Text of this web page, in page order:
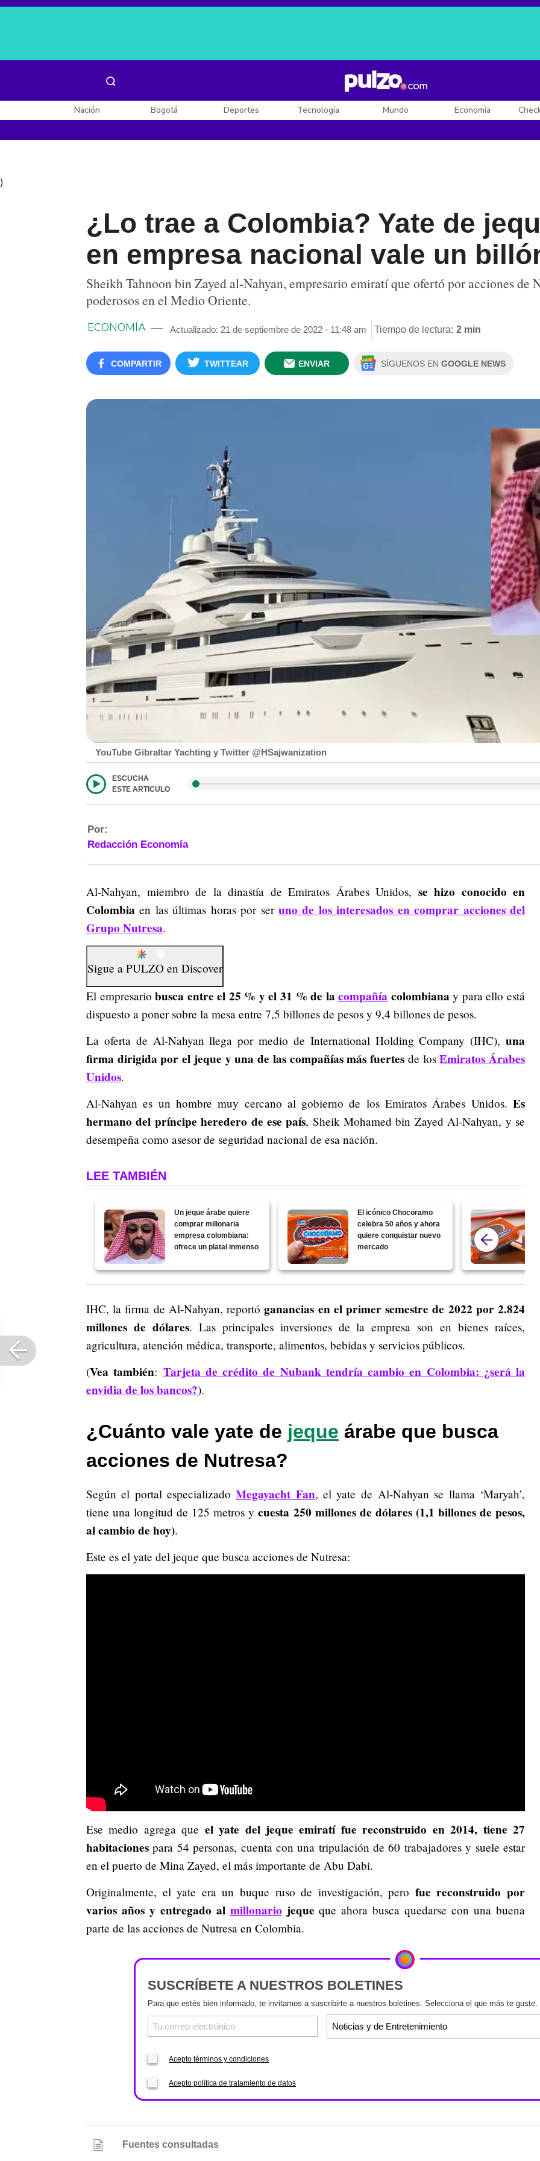
Posesión de De la Espriella
Nación Bogotá Deportes Tecnología Mundo Economía
)
¿Lo trae a Colombia? Yate de
en empresa nacional vale un
Sheikh Tahnoon bin Zayed al-Nahyan, empresario emiratí que ofertó por acciones de
poderosos en el Medio Oriente.
ECONOMÍA Actualizado: 21 de septiembre de 2022 - 11:48 am Tiempo de lectura: 2 min
COMPARTIR TWITTEAR ENVIAR SÍGUENOS EN GOOGLE NEWS
YouTube Gibraltar Yachting y Twitter @HSajwanization
ESCUCHA
ESTE ARTICULO
Por:
Redacción Economía
Al-Nahyan, miembro de la dinastía de Emiratos Árabes Unidos, se hizo conocido en
Colombia en las últimas horas por ser uno de los interesados en comprar acciones del
Grupo Nutresa.
Sigue a PULZO en Discover
El empresariobusca entre el 25 % y el 31 % de lacompañía colombianay para ello está
dispuesto a poner sobre la mesa entre 7,5 billones de pesos y 9,4 billones de pesos.
La oferta de Al-Nahyan llega por medio de International Holding Company (IHC), una
firma dirigida por el jeque y una de las compañías más fuertes de losEmiratos Árabes
Unidos.
Al-Nahyan es un hombre muy cercano al gobierno de los Emiratos Árabes Unidos. Es
hermano del príncipe heredero de ese país, Sheik Mohamed bin Zayed Al-Nahyan, y se
desempeña como asesor de seguridad nacional de esa nación.
LEE TAMBIÉN
Un jeque árabe quiere
comprar millonaria
empresa colombiana:
ofrece un platal inmenso
El icónico Chocoramo
celebra 50 años y ahora
quiere conquistar nuevo
mercado
IHC, la firma de Al-Nahyan, reportóganancias en el primer semestre de 2022 por 2.824
millones de dólares. Las principales inversiones de la empresa son en bienes raíces,
agricultura, atención médica, transporte, alimentos, bebidas y servicios públicos.
(Vea también: Tarjeta de crédito de Nubank tendría cambio en Colombia: ¿será la
envidia de los bancos?).
¿Cuánto vale yate de jeque árabe que busca
acciones de Nutresa?
Según el portal especializadoMegayacht Fan, el yate de Al-Nahyan se llama ‘Maryah’,
tiene una longitud de 125 metros ycuesta 250 millones de dólares (1,1 billones de pesos,
al cambio de hoy).
Este es el yate del jeque que busca acciones de Nutresa:
Ese medio agrega que el yate del jeque emiratí fue reconstruido en 2014, tiene 27
habitaciones para 54 personas, cuenta con una tripulación de 60 trabajadores y suele estar
en el puerto de Mina Zayed, el más importante de Abu Dabi.
Originalmente, el yate era un buque ruso de investigación, pero fue reconstruido por
varios años y entregado al millonario jeque que ahora busca quedarse con una buena
parte de las acciones de Nutresa en Colombia.
SUSCRÍBETE A NUESTROS BOLETINES
Para que estés bien informado, te invitamos a suscribirte a nuestros boletines. Selecciona el que más te guste.
Acepto términos y condiciones
Acepto política de tratamiento de datos
Fuentes consultadas